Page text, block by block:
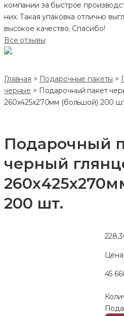
компании за быстрое
них. Такая упаковка отлично
высокое качество. Спасибо!
Все отзывы
Главная > Подарочные пакеты >
черные > Подарочный пакет
260х425х270мм (большой) 200
Подарочный
черный
200 шт.
45